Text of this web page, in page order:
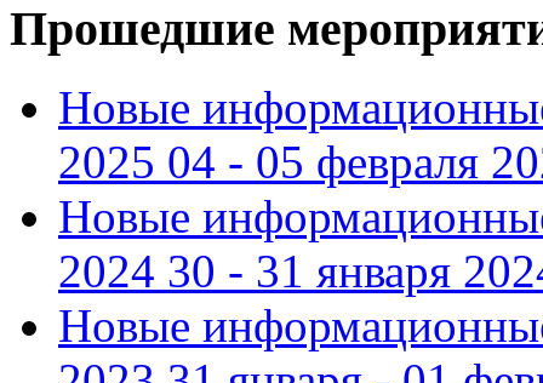
Прошедшие
Новые
2025 04 - 05 февраля
Новые
2024 30 - 31 января
Новые